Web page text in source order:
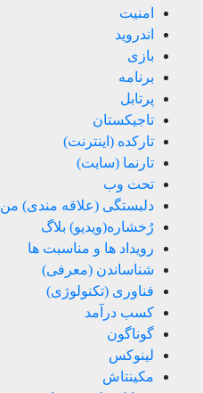
امنیت
اندروید
بازی
برنامه
پرتابل
تاجیکستان
تارکده (اینترنت)
تارنما (سایت)
تحت وب
دلبستگی (علاقه مندی) من
رُخشاره(ویدیو) بلاگ
رویداد ها و مناسبت ها
شناساندن (معرفی)
فناوری (تکنولوژی)
کسب درآمد
گوناگون
لینوکس
مکینتاش